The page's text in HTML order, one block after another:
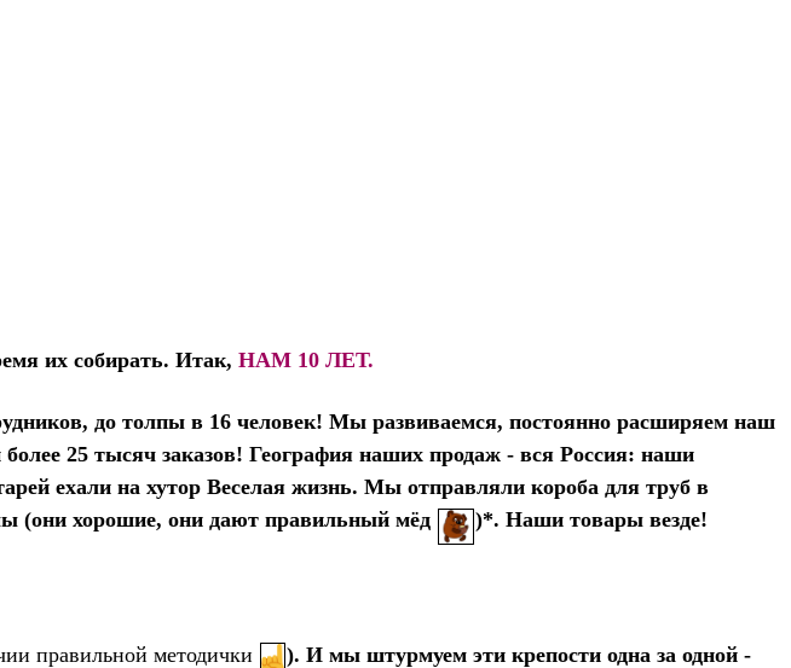
их собирать. Итак, НАМ 10 ЛЕТ.
до толпы в 16 человек! Мы развиваемся, постоянно расширяем наш
25 тысяч заказов! География наших продаж - вся Россия: наши
ехали на хутор Веселая жизнь. Мы отправляли короба для труб в
(они хорошие, они дают правильный мёд )*. Наши товары везде!
правильной методички
). И мы штурмуем эти крепости одна за одной -